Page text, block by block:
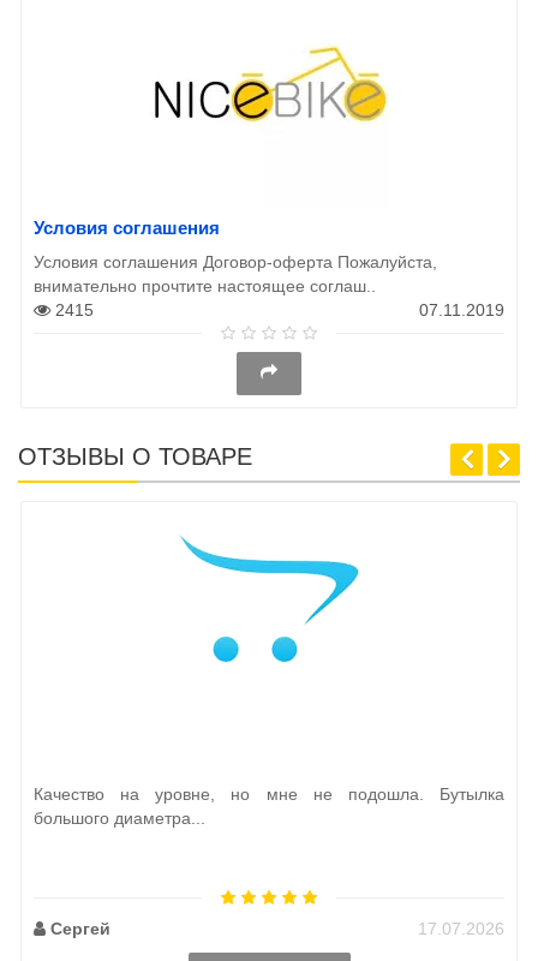
Условия соглашения
Условия соглашения Договор-оферта Пожалуйста,
внимательно прочтите настоящее соглаш..
2415
07.11.2019
ОТЗЫВЫ О ТОВАРЕ
Качество на уровне, но мне не подошла. Бутылка
большого диаметра...
Сергей 17.07.2026